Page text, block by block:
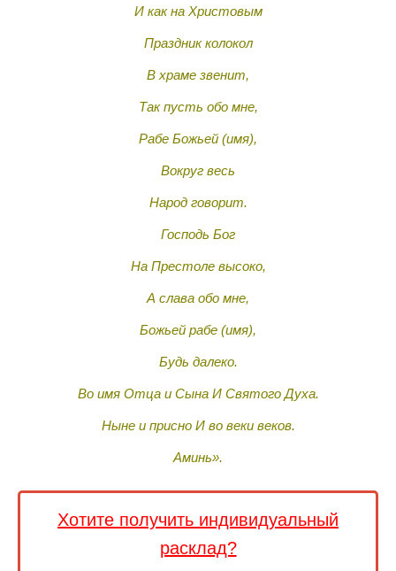
И как на Христовым
Праздник колокол
В храме звенит,
Так пусть обо мне,
Рабе Божьей (имя),
Вокруг весь
Народ говорит.
Господь Бог
На Престоле высоко,
А слава обо мне,
Божьей рабе (имя),
Будь далеко.
Во имя Отца и Сына И Святого Духа.
Ныне и присно И во веки веков.
Аминь».
Хотите получить индивидуальный
расклад?